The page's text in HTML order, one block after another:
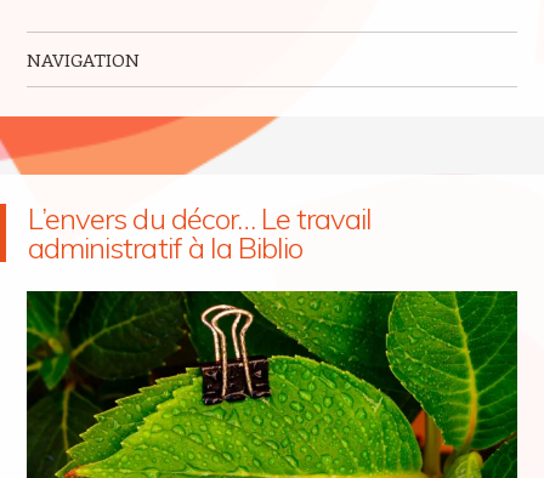
NAVIGATION
L’envers du décor… Le travail
administratif à la Biblio